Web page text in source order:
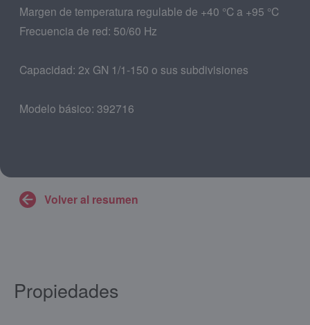
Margen de temperatura regulable de +40 °C a +95 °C
Frecuencia de red: 50/60 Hz
Capacidad: 2x GN 1/1-150 o sus subdivisiones
Modelo básico: 392716
Volver al resumen
Propiedades